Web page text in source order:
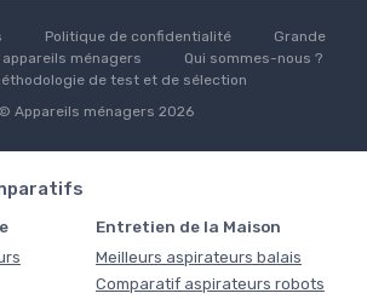
Politique de confidentialité
Grande
ménagers
Qui sommes-nous ?
de test et de sélection
© Appareils ménagers 2026
Entretien de la Maison
Meilleurs aspirateurs balais
Comparatif aspirateurs robots